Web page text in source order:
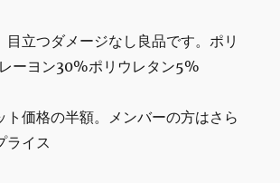
目立つダメージなし良品です。ポリ
ーヨン30%ポリウレタン5%
ト価格の半額。メンバーの方はさら
ライス